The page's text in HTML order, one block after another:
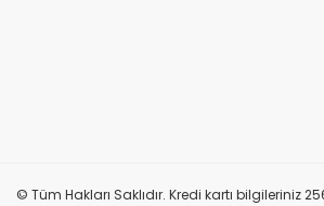
© Tüm Hakları Saklıdır. Kredi kartı bilgileriniz